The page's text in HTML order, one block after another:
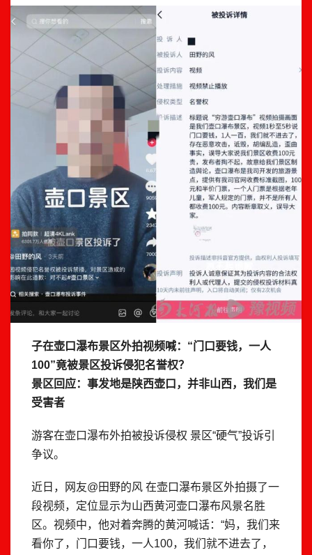
子在壶口瀑布景区外拍视频喊：“门口要钱，一人
100”竟被景区投诉侵犯名誉权？
景区回应：事发地是陕西壶口，并非山西，我们是
受害者
游客在壶口瀑布外拍被投诉侵权 景区“硬气”投诉引
争议。
近日，网友@田野的风 在壶口瀑布景区外拍摄了一
段视频，定位显示为山西黄河壶口瀑布风景名胜
区。视频中，他对着奔腾的黄河喊话：“妈，我们来
看你了，门口要钱，一人100，我们就不进去了，